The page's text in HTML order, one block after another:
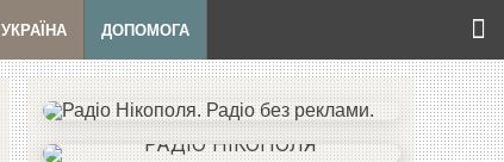
УКРАЇНА ДОПОМОГА